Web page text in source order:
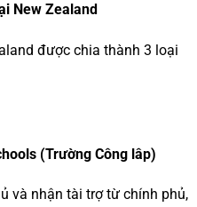
New Zealand
được chia thành 3 loại
(Trường Công lâp)
và nhận tài trợ từ chính phủ,